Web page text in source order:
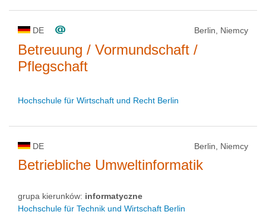
DE Berlin, Niemcy
Betreuung / Vormundschaft /
Pflegschaft
Hochschule für Wirtschaft und Recht Berlin
DE Berlin, Niemcy
Betriebliche Umweltinformatik
grupa kierunków: informatyczne
Hochschule für Technik und Wirtschaft Berlin